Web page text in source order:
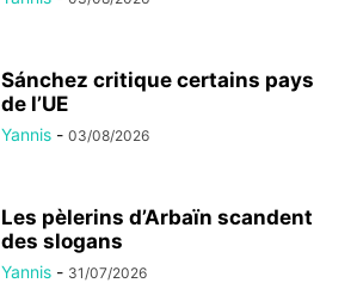
Sánchez critique certains pays
de l’UE
Yannis - 03/08/2026
Les pèlerins d’Arbaïn scandent
des slogans
Yannis - 31/07/2026